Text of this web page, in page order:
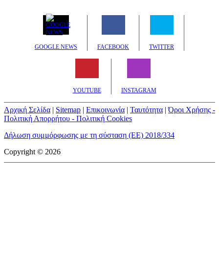
GOOGLE NEWS FACEBOOK TWITTER
YOUTUBE INSTAGRAM
Αρχική Σελίδα | Sitemap | Επικοινωνία | Ταυτότητα |Όροι Χρήσης -
Πολιτική Απορρήτου - Πολιτική Cookies
Δήλωση συμμόρφωσης με τη σύσταση (ΕΕ) 2018/334
Copyright © 2026